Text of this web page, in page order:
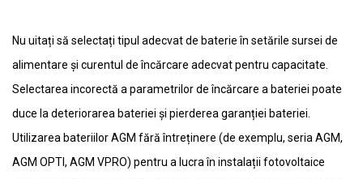
Nu uitați să selectați tipul adecvat de baterie în setările sursei de
alimentare și curentul de încărcare adecvat pentru capacitate.
Selectarea incorectă a parametrilor de încărcare a bateriei poate
duce la deteriorarea bateriei și pierderea garanției bateriei.
Utilizarea bateriilor AGM fără întreținere (de exemplu, seria AGM,
AGM OPTI, AGM VPRO) pentru a lucra în instalații fotovoltaice